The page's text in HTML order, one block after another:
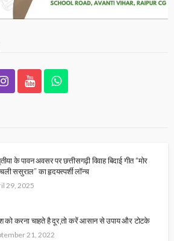
के पावन अवसर पर छत्तीसगढ़ी विवाह बिदाई गीत “मोर
चली ससुराल” का हृदयस्पर्शी लॉन्च
29, 2025
को करना चाहते है दूर,तो करें आसान से उपाय और टोटके
21, 2022